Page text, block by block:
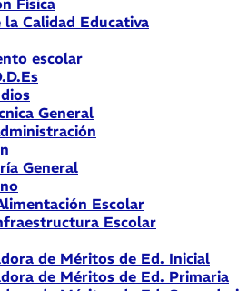
Física
la Calidad Educativa
escolar
General
General
Escolar
Escolar
de Méritos de Ed. Inicial
de Méritos de Ed. Primaria